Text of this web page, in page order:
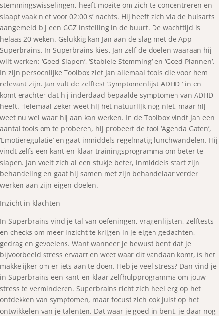
stemmingswisselingen, heeft moeite om zich te concentreren en
slaapt vaak niet voor 02:00 s’ nachts. Hij heeft zich via de huisarts
aangemeld bij een GGZ instelling in de buurt. De wachttijd is
helaas 20 weken. Gelukkig kan Jan aan de slag met de App
Superbrains. In Superbrains kiest Jan zelf de doelen waaraan hij
wilt werken: ‘Goed Slapen’, ‘Stabiele Stemming’ en ‘Goed Plannen’.
In zijn persoonlijke Toolbox ziet Jan allemaal tools die voor hem
relevant zijn. Jan vult de zelftest ‘Symptomenlijst ADHD ’ in en
komt erachter dat hij inderdaad bepaalde symptomen van ADHD
heeft. Helemaal zeker weet hij het natuurlijk nog niet, maar hij
weet nu wel waar hij aan kan werken. In de Toolbox vindt Jan een
aantal tools om te proberen, hij probeert de tool ‘Agenda Gaten’,
‘Emotieregulatie’ en gaat inmiddels regelmatig lunchwandelen. Hij
vindt zelfs een kant-en-klaar trainingsprogramma om beter te
slapen. Jan voelt zich al een stukje beter, inmiddels start zijn
behandeling en gaat hij samen met zijn behandelaar verder
werken aan zijn eigen doelen.
Inzicht in klachten
In Superbrains vind je tal van oefeningen, vragenlijsten, zelftests
en checks om meer inzicht te krijgen in je eigen gedachten,
gedrag en gevoelens. Want wanneer je bewust bent dat je
bijvoorbeeld stress ervaart en weet waar dit vandaan komt, is het
makkelijker om er iets aan te doen. Heb je veel stress? Dan vind je
in Superbrains een kant-en-klaar zelfhulpprogramma om jouw
stress te verminderen. Superbrains richt zich heel erg op het
ontdekken van symptomen, maar focust zich ook juist op het
ontwikkelen van je talenten. Dat waar je goed in bent, je daar nog